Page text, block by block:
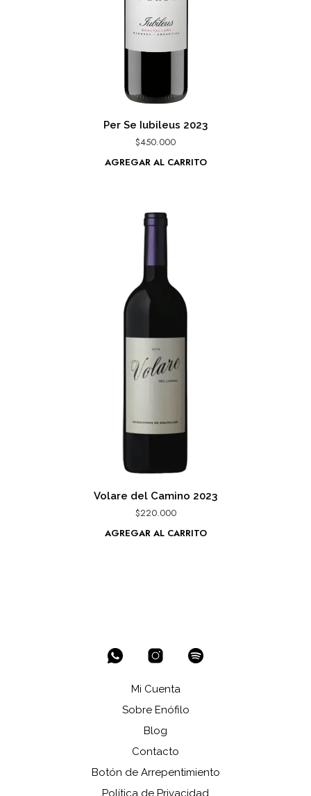
Per Se Iubileus 2023
$450.000
AGREGAR AL CARRITO
Volare del Camino 2023
$220.000
AGREGAR AL CARRITO
Mi Cuenta
Sobre Enófilo
Blog
Contacto
Botón de Arrepentimiento
Política de Privacidad